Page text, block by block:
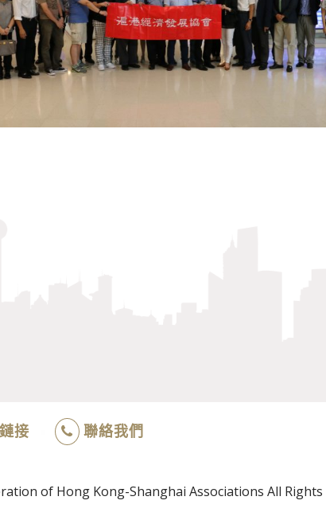
接 聯絡我們
of Hong Kong-Shanghai Associations All Rights